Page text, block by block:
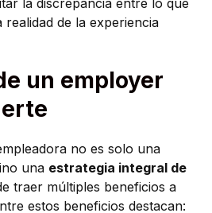
de la experiencia
un employer
no es solo una
una estrategia integral de
traer múltiples beneficios a
estos beneficios destacan: